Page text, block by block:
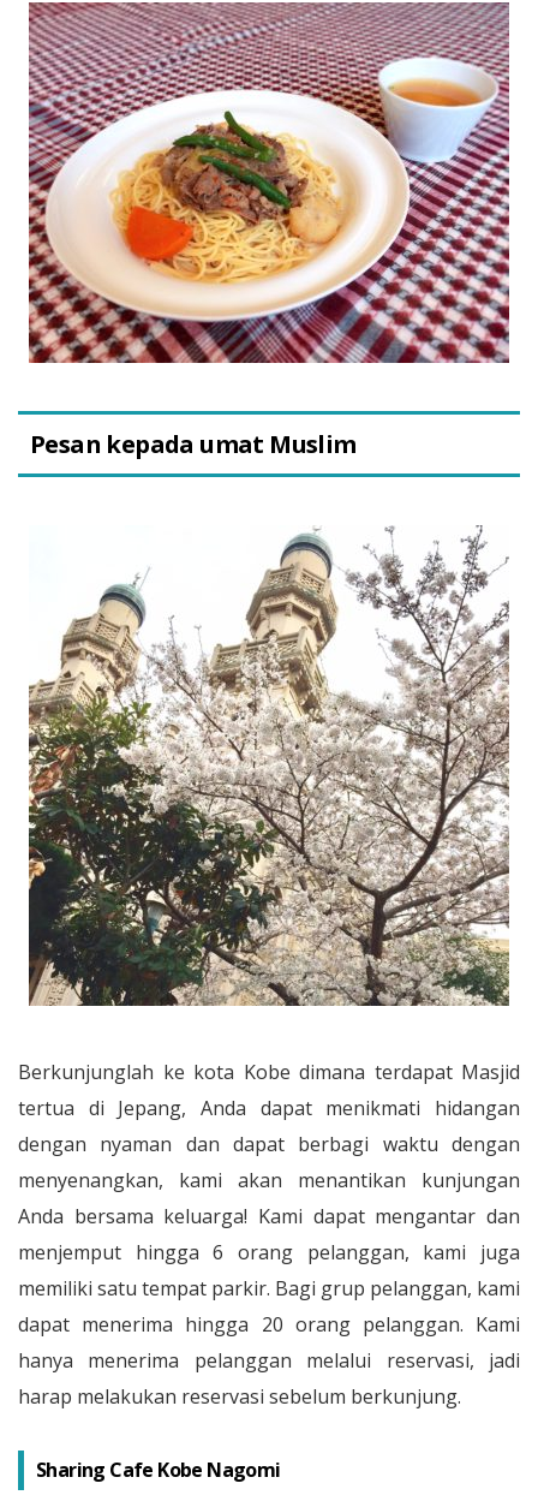
Pesan kepada umat Muslim
Berkunjunglah ke kota Kobe dimana terdapat Masjid
tertua di Jepang, Anda dapat menikmati hidangan
dengan nyaman dan dapat berbagi waktu dengan
menyenangkan, kami akan menantikan kunjungan
Anda bersama keluarga! Kami dapat mengantar dan
menjemput hingga 6 orang pelanggan, kami juga
memiliki satu tempat parkir. Bagi grup pelanggan, kami
dapat menerima hingga 20 orang pelanggan. Kami
hanya menerima pelanggan melalui reservasi, jadi
harap melakukan reservasi sebelum berkunjung.
Sharing Cafe Kobe Nagomi